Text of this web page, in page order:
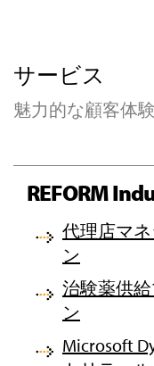
サービス
魅力的な顧客体
REFORM
代理店マ
ン
治験薬供
ン
Microsoft